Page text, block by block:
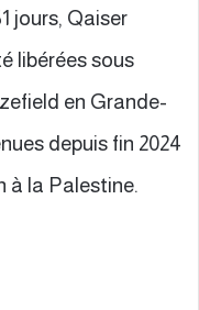
jours, Qaiser
libérées sous
en Grande-
depuis fin 2024
à la Palestine.